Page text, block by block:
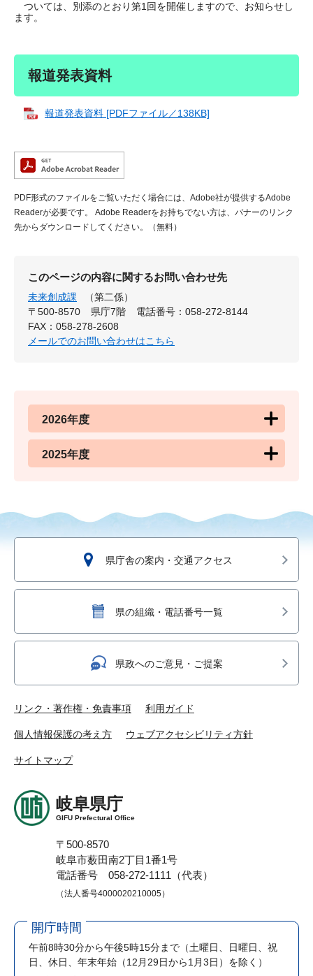
ついては、別添のとおり第1回を開催しますので、お知らせし
ます。
報道発表資料
報道発表資料 [PDFファイル／138KB]
PDF形式のファイルをご覧いただく場合には、Adobe社が提供するAdobe
Readerが必要です。
Adobe Readerをお持ちでない方は、バナーのリンク
先からダウンロードしてください。（無料）
このページの内容に関するお問い合わせ先
未来創成課
（第二係）
〒500-8570
県庁7階
電話番号：058-272-8144
FAX：058-278-2608
メールでのお問い合わせはこちら
2026年度
2025年度
県庁舎の案内・交通アクセス
県の組織・電話番号一覧
県政へのご意見・ご提案
リンク・著作権・免責事項 利用ガイド
個人情報保護の考え方 ウェブアクセシビリティ方針
サイトマップ
岐阜県庁
GIFU Prefectural Office
〒500-8570
岐阜市薮田南2丁目1番1号
電話番号 058-272-1111（代表）
（法人番号4000020210005）
開庁時間
午前8時30分から午後5時15分まで （土曜日、日曜日、祝
日、休日、年末年始（12月29日から1月3日）を除く）